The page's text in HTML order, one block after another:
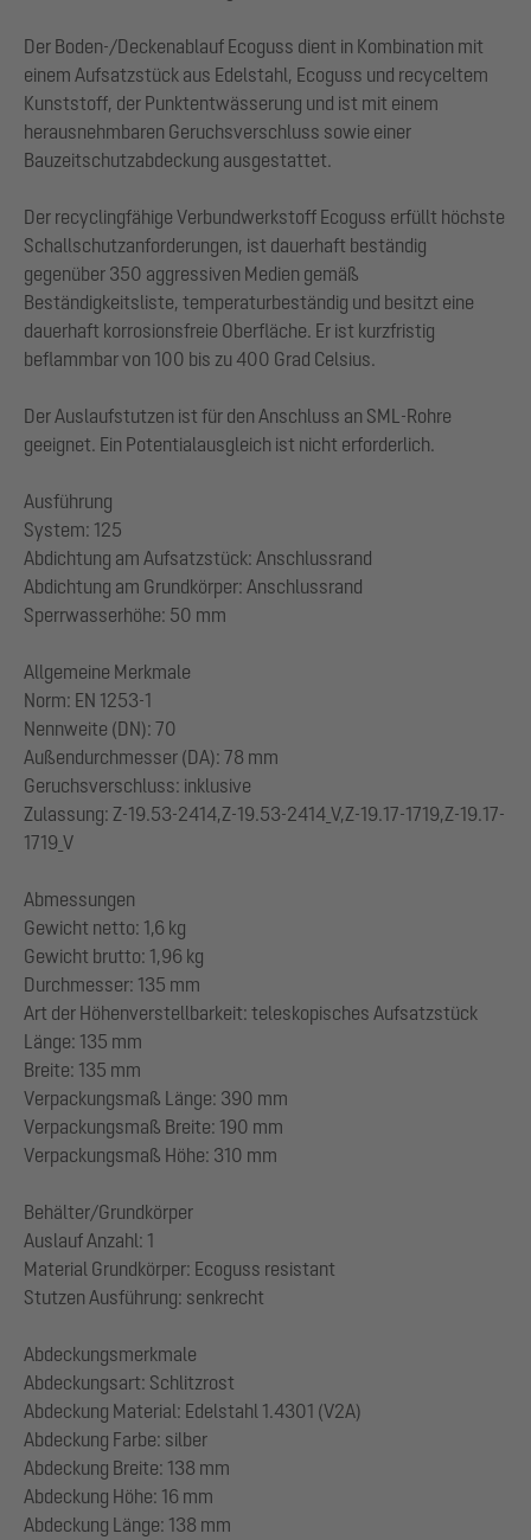
Der Boden-/Deckenablauf Ecoguss dient in Kombination mit
einem Aufsatzstück aus Edelstahl, Ecoguss und recyceltem
Kunststoff, der Punktentwässerung und ist mit einem
herausnehmbaren Geruchsverschluss sowie einer
Bauzeitschutzabdeckung ausgestattet.
Der recyclingfähige Verbundwerkstoff Ecoguss erfüllt höchste
Schallschutzanforderungen, ist dauerhaft beständig
gegenüber 350 aggressiven Medien gemäß
Beständigkeitsliste, temperaturbeständig und besitzt eine
dauerhaft korrosionsfreie Oberfläche. Er ist kurzfristig
beflammbar von 100 bis zu 400 Grad Celsius.
Der Auslaufstutzen ist für den Anschluss an SML-Rohre
geeignet. Ein Potentialausgleich ist nicht erforderlich.
Ausführung
System: 125
Abdichtung am Aufsatzstück: Anschlussrand
Abdichtung am Grundkörper: Anschlussrand
Sperrwasserhöhe: 50 mm
Allgemeine Merkmale
Norm: EN 1253-1
Nennweite (DN): 70
Außendurchmesser (DA): 78 mm
Geruchsverschluss: inklusive
Zulassung: Z-19.53-2414,Z-19.53-2414_V,Z-19.17-1719,Z-19.17-
1719_V
Abmessungen
Gewicht netto: 1,6 kg
Gewicht brutto: 1,96 kg
Durchmesser: 135 mm
Art der Höhenverstellbarkeit: teleskopisches Aufsatzstück
Länge: 135 mm
Breite: 135 mm
Verpackungsmaß Länge: 390 mm
Verpackungsmaß Breite: 190 mm
Verpackungsmaß Höhe: 310 mm
Behälter/Grundkörper
Auslauf Anzahl: 1
Material Grundkörper: Ecoguss resistant
Stutzen Ausführung: senkrecht
Abdeckungsmerkmale
Abdeckungsart: Schlitzrost
Abdeckung Material: Edelstahl 1.4301 (V2A)
Abdeckung Farbe: silber
Abdeckung Breite: 138 mm
Abdeckung Höhe: 16 mm
Abdeckung Länge: 138 mm